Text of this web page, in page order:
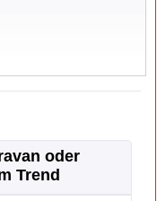
oder
Trend